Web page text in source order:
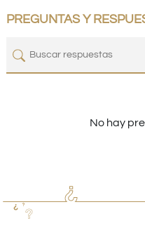
PREGUNTAS Y
No hay